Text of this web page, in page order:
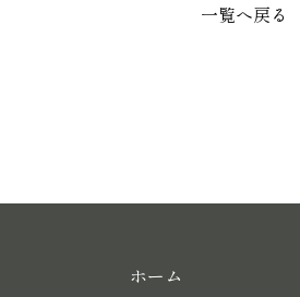
一覧へ戻る
ホーム